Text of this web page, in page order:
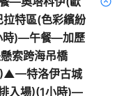
特區(色彩繽紛
時)—午餐—加歷
索跨海吊橋
)▲—特洛伊古城
入場)(1小時)—